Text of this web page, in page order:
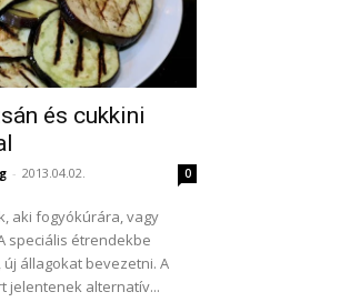
és cukkini
- 2013.04.02. 0
aki fogyókúrára, vagy
speciális étrendekbe
állagokat bevezetni. A
jelentenek alternatív...